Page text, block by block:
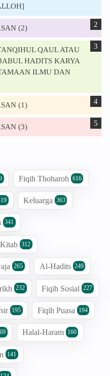
(2)
QAUL ATAU
HADITS KARYA
ILMU DAN
(1)
(3)
Fiqih Thoharoh 616
Keluarga 363
341
312
265 Al-Hadits 249
232 Fiqih Sosial 227
195 Fiqih Puasa 194
Halal-Haram 160
141